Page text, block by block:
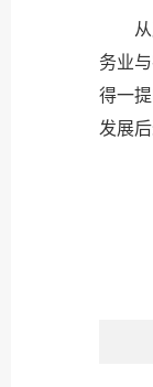
务业
得一
发展